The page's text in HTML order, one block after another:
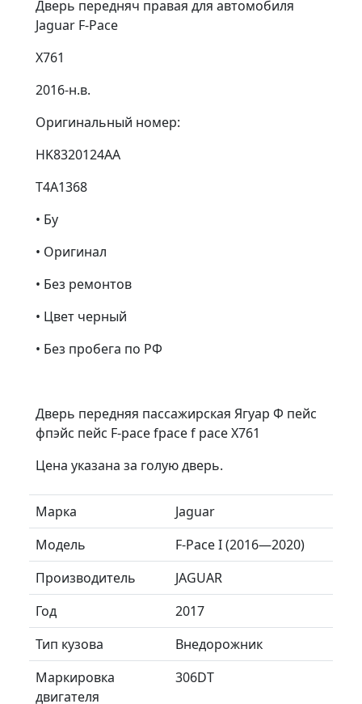
Дверь передняч правая для автомобиля
Jaguar F-Pace
X761
2016-н.в.
Оригинальный номер:
HK8320124AA
T4A1368
• Бу
• Оригинал
• Без ремонтов
• Цвет черный
• Без пробега по РФ
Дверь передняя пассажирская Ягуар Ф пейс
фпэйс пейс F-pace fpace f pace Х761
Цена указана за голую дверь.
Марка
Jaguar
Модель
F-Pace I (2016—2020)
Производитель
JAGUAR
Год
2017
Тип кузова
Внедорожник
Маркировка
двигателя
306DT